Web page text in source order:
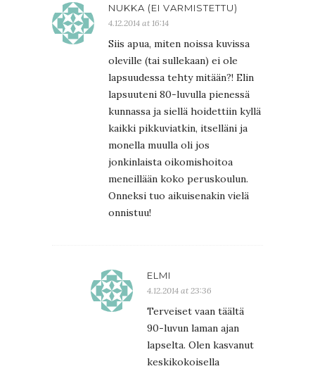
NUKKA (EI VARMISTETTU)
4.12.2014 at 16:14
Siis apua, miten noissa kuvissa
oleville (tai sullekaan) ei ole
lapsuudessa tehty mitään?! Elin
lapsuuteni 80-luvulla pienessä
kunnassa ja siellä hoidettiin kyllä
kaikki pikkuviatkin, itselläni ja
monella muulla oli jos
jonkinlaista oikomishoitoa
meneillään koko peruskoulun.
Onneksi tuo aikuisenakin vielä
onnistuu!
ELMI
4.12.2014 at 23:36
Terveiset vaan täältä
90-luvun laman ajan
lapselta. Olen kasvanut
keskikokoisella